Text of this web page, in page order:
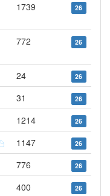
1739 26
772 26
24 26
31 26
1214 26
1147 26
776 26
400 26